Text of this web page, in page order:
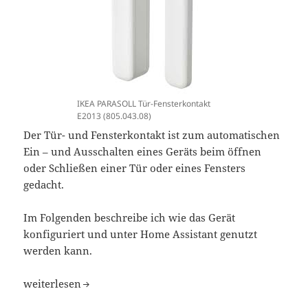
IKEA PARASOLL Tür-Fensterkontakt
E2013 (805.043.08)
Der Tür- und Fensterkontakt ist zum automatischen
Ein – und Ausschalten eines Geräts beim öffnen
oder Schließen einer Tür oder eines Fensters
gedacht.
Im Folgenden beschreibe ich wie das Gerät
konfiguriert und unter Home Assistant genutzt
werden kann.
Home Assistant IKEA PARASOLL Tür-Fensterkontakt
weiterlesen